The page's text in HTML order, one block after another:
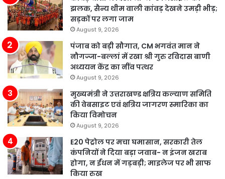
झलक, सैन्य थीम वाली कांवड़ देखने उमड़ी भीड़;
सड़कों पर लगा जाम
August 9, 2026
पंजाब को बड़ी सौगात, CM भगवंत मान ने
नौगज्जा-बल्लां में रखा श्री गुरु रविदास बाणी
अध्ययन केंद्र का नींव पत्थर
August 9, 2026
मुख्यमंत्री ने उत्तराखण्ड क्षत्रिय कल्याण समिति
की वेबसाइट एवं क्षत्रिय जागरण स्मारिका का
किया विमोचन
August 9, 2026
E20 पेट्रोल पर मचा घमासान, सरकारी तेल
कंपनियों ने दिया बड़ा जवाब- न इंजन खराब
होगा, न ईंधन में गड़बड़ी; माइलेज पर भी साफ
किया रुख